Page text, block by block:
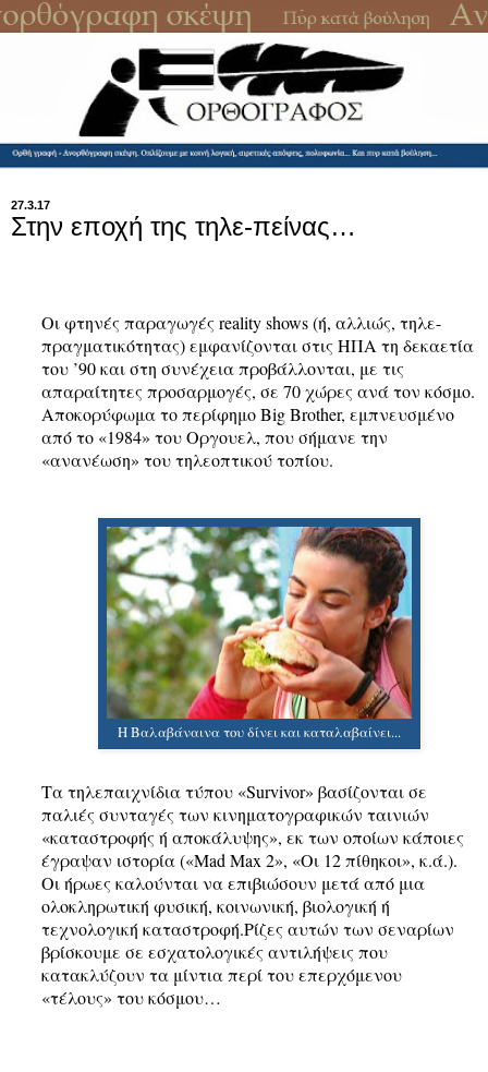
27.3.17
Στην εποχή της τηλε-πείνας…
Οι φτηνές παραγωγές reality shows (ή, αλλιώς, τηλε-
πραγματικότητας) εμφανίζονται στις ΗΠΑ τη δεκαετία
του ’90 και στη συνέχεια προβάλλονται, με τις
απαραίτητες προσαρμογές, σε 70 χώρες ανά τον κόσμο.
Αποκορύφωμα το περίφημο Big Brother, εμπνευσμένο
από το «1984» του Οργουελ, που σήμανε την
«ανανέωση» του τηλεοπτικού τοπίου.
Η Βαλαβάναινα του δίνει και καταλαβαίνει...
Τα τηλεπαιχνίδια τύπου «Survivor» βασίζονται σε
παλιές συνταγές των κινηματογραφικών ταινιών
«καταστροφής ή αποκάλυψης», εκ των οποίων κάποιες
έγραψαν ιστορία («Mad Max 2», «Οι 12 πίθηκοι», κ.ά.).
Οι ήρωες καλούνται να επιβιώσουν μετά από μια
ολοκληρωτική φυσική, κοινωνική, βιολογική ή
τεχνολογική καταστροφή.Ρίζες αυτών των σεναρίων
βρίσκουμε σε εσχατολογικές αντιλήψεις που
κατακλύζουν τα μίντια περί του επερχόμενου
«τέλους» του κόσμου…